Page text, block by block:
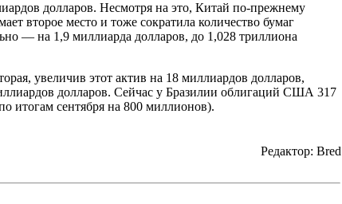
долларов. Несмотря на это, Китай по-прежнему
второе место и тоже сократила количество бумаг
— на 1,9 миллиарда долларов, до 1,028 триллиона
увеличив этот актив на 18 миллиардов долларов,
долларов. Сейчас у Бразилии облигаций США 317
итогам сентября на 800 миллионов).
Редактор: Bred